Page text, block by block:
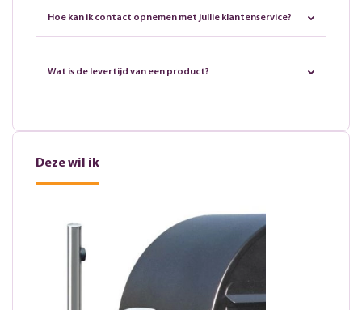
Hoe kan ik contact opnemen met jullie klantenservice?
Wat is de levertijd van een product?
Deze wil ik